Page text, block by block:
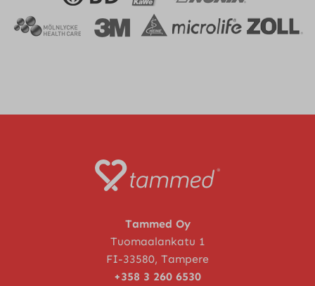
Tammed Oy
Tuomaalankatu 1
FI-33580, Tampere
+358 3 260 6530